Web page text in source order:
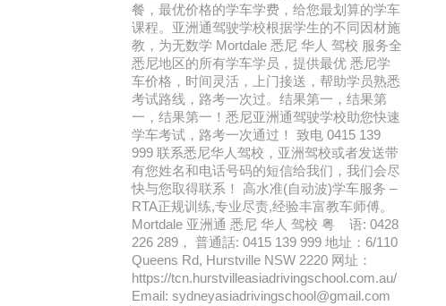
餐，最优价格的学车学费，给您最划算的学车
课程。亚洲通驾驶学校根据学生的不同因材施
教，为无数学 Mortdale 悉尼 华人 驾校 服务全
悉尼地区的所有学车学员，提供最优 悉尼学
车价格，时间灵活，上门接送，帮助学员熟悉
考试路线，路考一次过。结果第一，结果第
一，结果第一！悉尼亚洲通驾驶学校助您快速
学车考试，路考一次通过！ 致电 0415 139
999 联系悉尼华人驾校，亚洲驾校或者发送带
有您姓名和电话号码的短信给我们，我们会尽
快与您取得联系！ 高水准(自动波)学车服务 –
RTA正规训练,专业尽责,经验丰富教车师傅。
Mortdale 亚洲通 悉尼 华人 驾校 粤 语: 0428
226 289， 普通話: 0415 139 999 地址：6/110
Queens Rd, Hurstville NSW 2220 网址：
https://tcn.hurstvilleasiadrivingschool.com.au/
Email: sydneyasiadrivingschool@gmail.com